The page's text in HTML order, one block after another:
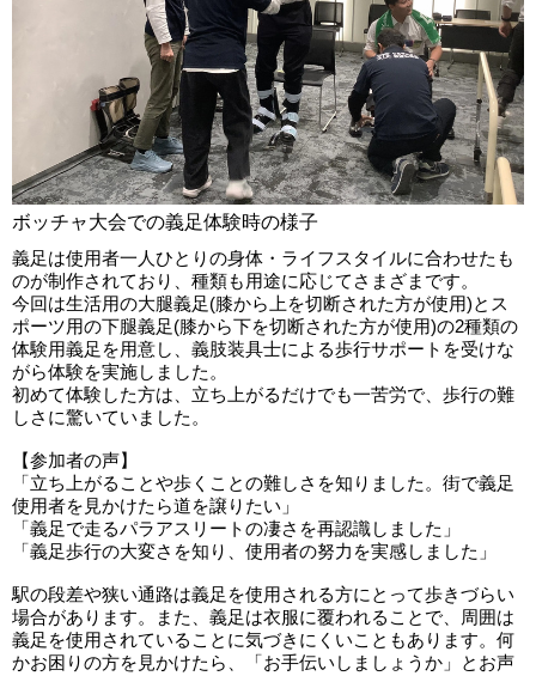
ボッチャ大会での義足体験時の様子
義足は使用者一人ひとりの身体・ライフスタイルに合わせたも
のが制作されており、種類も用途に応じてさまざまです。
今回は生活用の大腿義足(膝から上を切断された方が使用)とス
ポーツ用の下腿義足(膝から下を切断された方が使用)の2種類の
体験用義足を用意し、義肢装具士による歩行サポートを受けな
がら体験を実施しました。
初めて体験した方は、立ち上がるだけでも一苦労で、歩行の難
しさに驚いていました。
【参加者の声】
「立ち上がることや歩くことの難しさを知りました。街で義足
使用者を見かけたら道を譲りたい」
「義足で走るパラアスリートの凄さを再認識しました」
「義足歩行の大変さを知り、使用者の努力を実感しました」
駅の段差や狭い通路は義足を使用される方にとって歩きづらい
場合があります。また、義足は衣服に覆われることで、周囲は
義足を使用されていることに気づきにくいこともあります。何
かお困りの方を見かけたら、「お手伝いしましょうか」とお声